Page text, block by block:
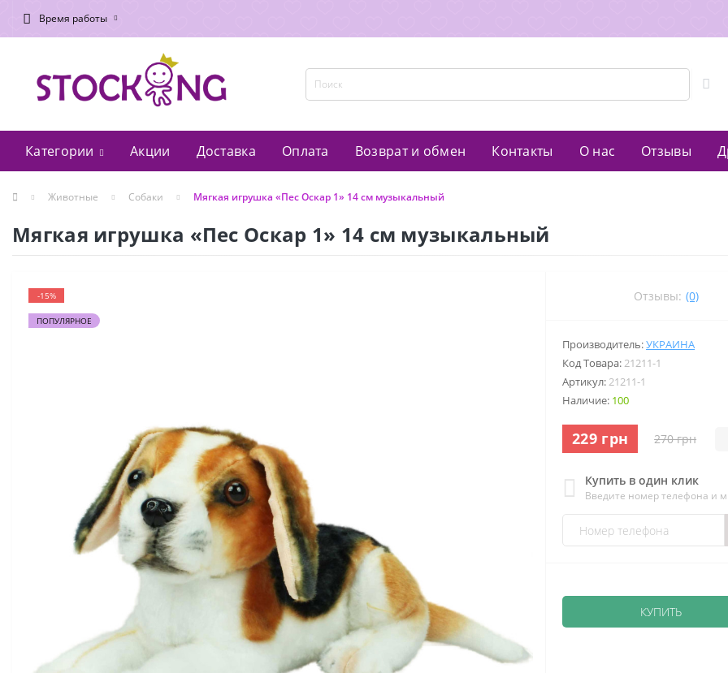
Время работы
Категории Акции Доставка Оплата Возврат и обмен Контакты О нас Отзывы
Животные Собаки Мягкая игрушка «Пес Оскар 1» 14 см музыкальный
Мягкая игрушка «Пес Оскар 1» 14 см музыкальный
-15%
ПОПУЛЯРНОЕ
Отзывы: (0)
Производитель:УКРАИНА
Код Товара:21211-1
Артикул:21211-1
Наличие: 100
229 грн 270 грн
Купить в один клик
Введите номер телефона и
КУПИТЬ